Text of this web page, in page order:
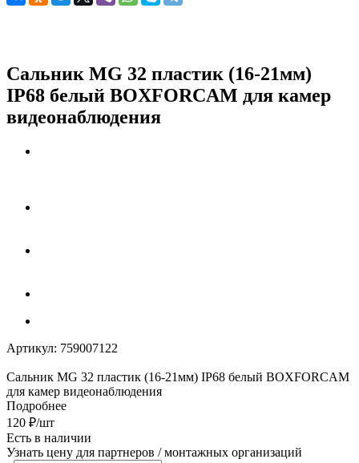
Сальник MG 32 пластик (16-21мм)
IP68 белый BOXFORCAM для камер
видеонаблюдения
Артикул: 759007122
Сальник MG 32 пластик (16-21мм) IP68 белый BOXFORCAM
для камер видеонаблюдения
Подробнее
120 ₽/шт
Есть в наличии
Узнать цену для партнеров / монтажных организаций